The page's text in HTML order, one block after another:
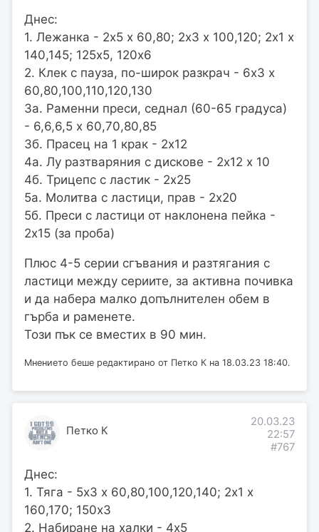
Днес:
1. Лежанка - 2х5 х 60,80; 2х3 х 100,120; 2х1 х
140,145; 125х5, 120х6
2. Клек с пауза, по-широк разкрач - 6х3 х
60,80,100,110,120,130
3а. Раменни преси, седнал (60-65 градуса)
- 6,6,6,5 х 60,70,80,85
3б. Прасец на 1 крак - 2х12
4а. Лу разтваряния с дискове - 2х12 х 10
4б. Трицепс с ластик - 2х25
5а. Молитва с ластици, прав - 2х20
5б. Преси с ластици от наклонена пейка -
2х15 (за проба)
Плюс 4-5 серии сгъвания и разтягания с
ластици между сериите, за активна почивка
и да набера малко допълнителен обем в
гърба и раменете.
Този пък се вместих в 90 мин.
Мнението беше редактирано от Петко К на 18.03.23 18:40.
Петко К
20.03.23
22:57
#767
Днес:
1. Тяга - 5х3 х 60,80,100,120,140; 2х1 х
160,170; 150х3
2. Набиране на халки - 4х5